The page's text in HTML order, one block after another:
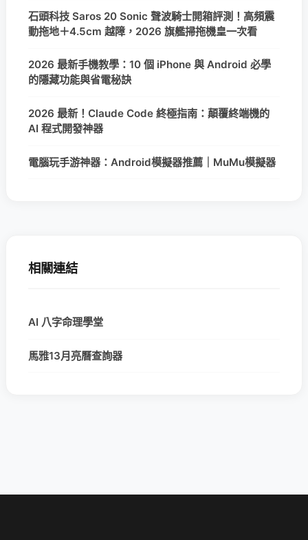
石頭科技 Saros 20 Sonic 聲波騎士開箱評測！高頻震
動拖地＋4.5cm 越障，2026 旗艦掃拖機皇一次看
2026 最新手機教學：10 個 iPhone 與 Android 必學
的隱藏功能與省電秘訣
2026 最新！Claude Code 終極指南：顛覆終端機的
AI 程式開發神器
電腦玩手游神器：Android模擬器推薦｜MuMu模擬器
相關連結
AI 八字命理學堂
馬雅13月亮曆查詢器